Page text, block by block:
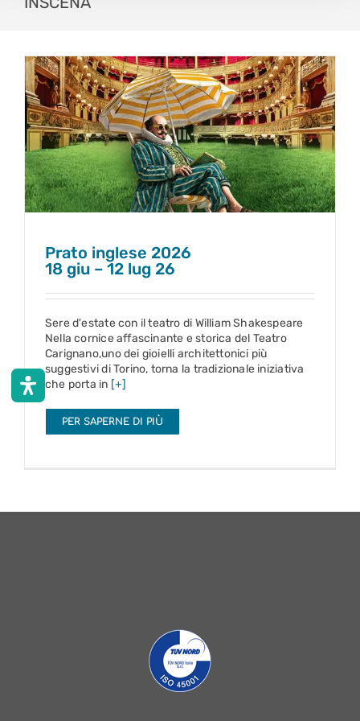
Prato inglese 2026
18 giu – 12 lug 26
Prato inglese 2026
18 giu – 12 lug 26
Sere d'estate con il teatro di William Shakespeare
Nella cornice affascinante e storica del Teatro
Carignano,uno dei gioielli architettonici più
suggestivi di Torino, torna la tradizionale iniziativa
che porta in [+]
PER SAPERNE DI PIÙ